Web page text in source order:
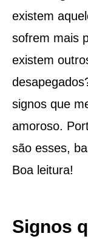
existem
sofrem mais
existem
signos que
amoroso.
são esses,
Boa leitura!
Signos